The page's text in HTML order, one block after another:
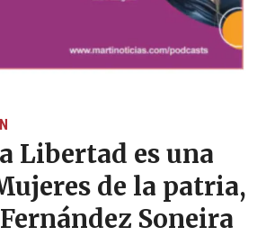
Libertad es una
de la patria,
Soneira